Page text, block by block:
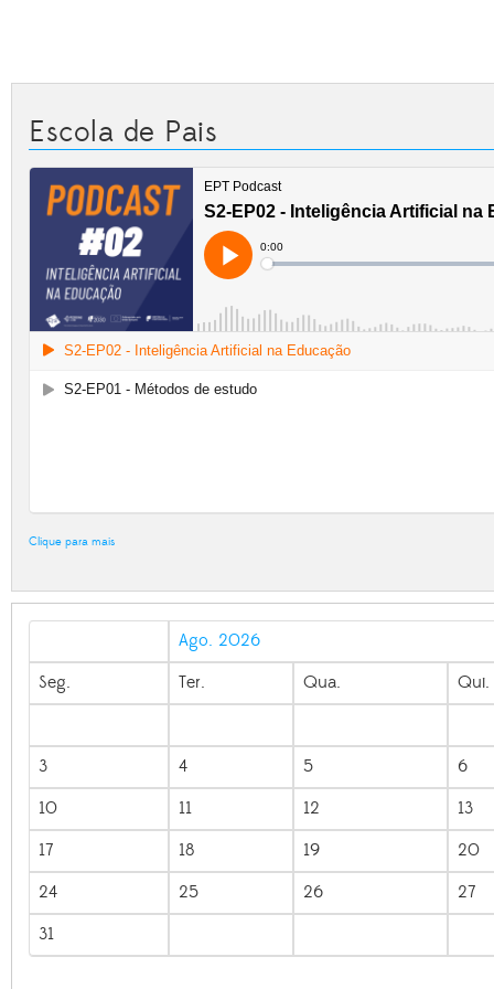
Escola de Pais
Clique para mais
Ago. 2026
Seg.
Ter. Qua. Qui.
3 4 5
6
10
11 12
13
17
18 19
20
24
25 26
27
31